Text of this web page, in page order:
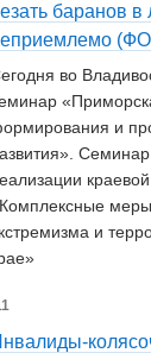
баранов
во
и
и